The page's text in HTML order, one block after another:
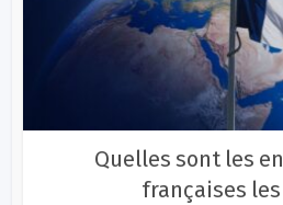
Quelles sont les
françaises